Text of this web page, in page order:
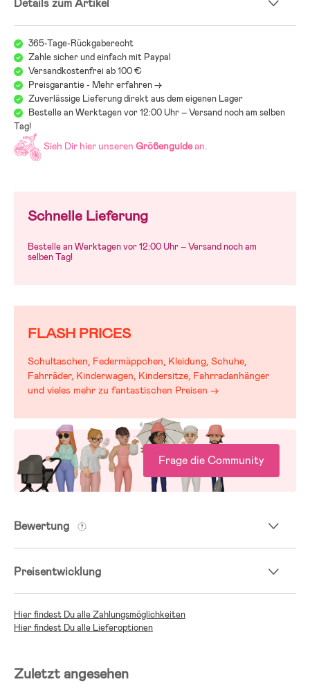
Details zum Artikel
365-Tage-Rückgaberecht
Zahle sicher und einfach mit Paypal
Versandkostenfrei ab 100 €
Preisgarantie - Mehr erfahren ->
Zuverlässige Lieferung direkt aus dem eigenen Lager
Bestelle an Werktagen vor 12:00 Uhr – Versand noch am selben
Tag!
Sieh Dir hier unseren Größenguidean.
Schnelle Lieferung
Bestelle an Werktagen vor 12:00 Uhr – Versand noch am
selben Tag!
FLASH PRICES
Schultaschen, Federmäppchen, Kleidung, Schuhe,
Fahrräder, Kinderwagen, Kindersitze, Fahrradanhänger
und vieles mehr zu fantastischen Preisen →
Frage die Community
Bewertung
Preisentwicklung
Hier findest Du alle Zahlungsmöglichkeiten
Hier findest Du alle Lieferoptionen
Zuletzt angesehen